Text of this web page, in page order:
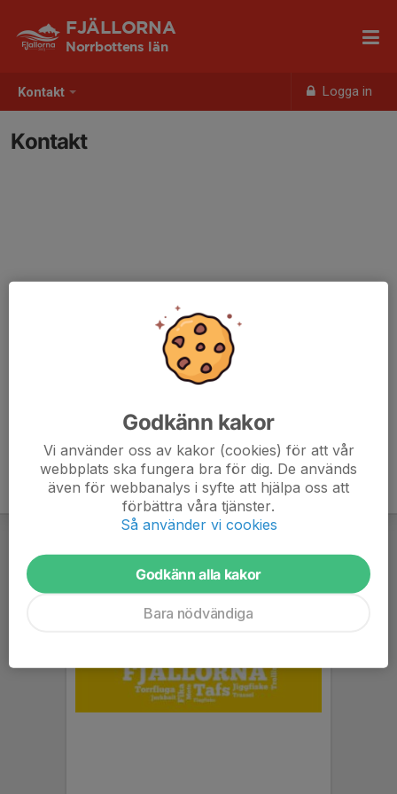
Kontakt Logga in
FJÄLLORNA
Norrbottens län
Kontakt
Godkänn kakor
Vi använder oss av kakor (cookies) för att vår
webbplats ska fungera bra för dig. De används
även för webbanalys i syfte att hjälpa oss att
förbättra våra tjänster.
Så använder vi cookies
Godkänn alla kakor
Bara nödvändiga